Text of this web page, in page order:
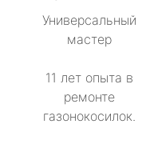
Универсальный
мастер
11 лет опыта в
ремонте
газонокосилок.